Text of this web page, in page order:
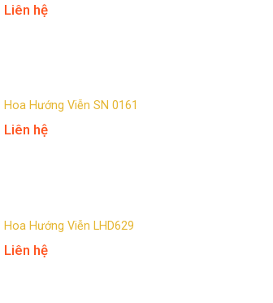
Liên hệ
Hoa Hướng Viễn SN 0161
Liên hệ
Hoa Hướng Viễn LHD629
Liên hệ